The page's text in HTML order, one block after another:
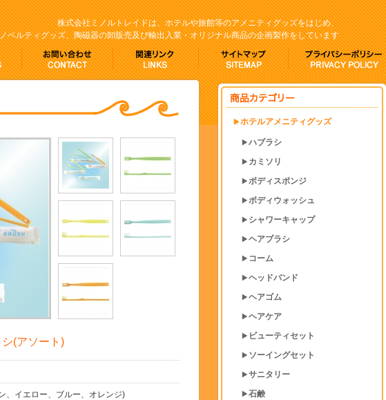
株式会社ミノルトレイドは、ホテルや旅館等のアメニティグッズをはじめ、
ノベルティグッズ、陶磁器の卸販売及び輸出入業・オリジナル商品の企画製作をしています
(アソート)
、イエロー、ブルー、オレンジ)
ホテルアメニティグッズ
ハブラシ
カミソリ
ボディスポンジ
ボディウォッシュ
シャワーキャップ
ヘアブラシ
コーム
ヘッドバンド
ヘアゴム
ヘアケア
ビューティセット
ソーイングセット
サニタリー
石鹸